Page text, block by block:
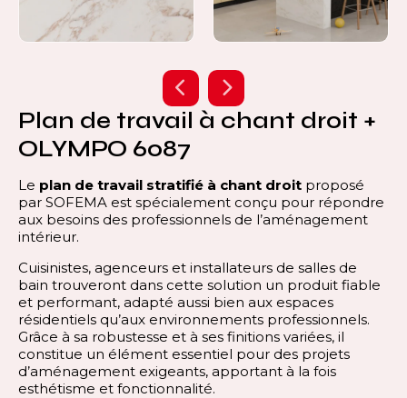
Plan de travail à chant droit +
OLYMPO 6087
Le plan de travail stratifié à chant droit proposé
par SOFEMA est spécialement conçu pour répondre
aux besoins des professionnels de l’aménagement
intérieur.
Cuisinistes, agenceurs et installateurs de salles de
bain trouveront dans cette solution un produit fiable
et performant, adapté aussi bien aux espaces
résidentiels qu’aux environnements professionnels.
Grâce à sa robustesse et à ses finitions variées, il
constitue un élément essentiel pour des projets
d’aménagement exigeants, apportant à la fois
esthétisme et fonctionnalité.